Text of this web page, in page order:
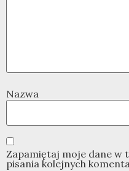
Nazwa
Zapamiętaj moje dane w
pisania kolejnych